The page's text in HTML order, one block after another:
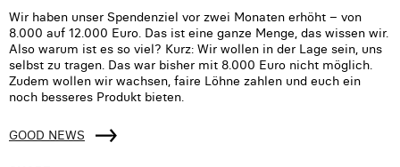
Wir haben unser Spendenziel vor zwei Monaten erhöht – von
8.000 auf 12.000 Euro. Das ist eine ganze Menge, das wissen wir.
Also warum ist es so viel? Kurz: Wir wollen in der Lage sein, uns
selbst zu tragen. Das war bisher mit 8.000 Euro nicht möglich.
Zudem wollen wir wachsen, faire Löhne zahlen und euch ein
noch besseres Produkt bieten.
GOOD NEWS